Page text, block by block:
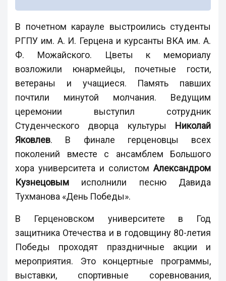
В почетном карауле выстроились студенты
РГПУ им. А. И. Герцена и курсанты ВКА им. А.
Ф. Можайского. Цветы к мемориалу
возложили юнармейцы, почетные гости,
ветераны и учащиеся. Память павших
почтили минутой молчания. Ведущим
церемонии выступил сотрудник
Студенческого дворца культуры Николай
Яковлев. В финале герценовцы всех
поколений вместе с ансамблем Большого
хора университета и солистом Александром
Кузнецовым исполнили песню Давида
Тухманова «День Победы».
В Герценовском университете в Год
защитника Отечества и в годовщину 80-летия
Победы проходят праздничные акции и
мероприятия. Это концертные программы,
выставки, спортивные соревнования,